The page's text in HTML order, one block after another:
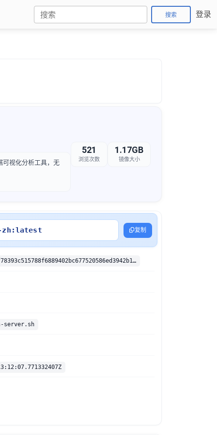
搜索 登录
可视化分析工具，无
521
浏览次数
1.17GB
镜像大小
zh:latest 复制
sha256:826df78393c515788f6889402bc677520586ed3942b144b031b5266108ef8348
server.sh